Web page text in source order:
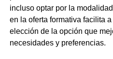
incluso optar por la
en la oferta formativa facilita
elección de la opción que
necesidades y preferencias.